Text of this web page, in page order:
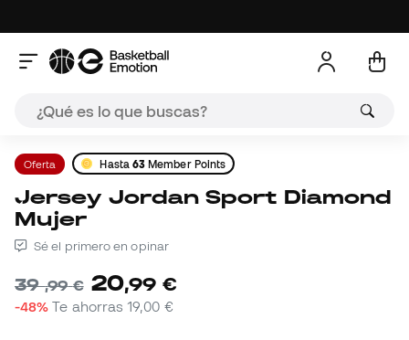
Oferta Hasta 63 Member Points
Jersey Jordan Sport Diamond
Mujer
Sé el primero en opinar
39,99 € 20,99 €
-48% Te ahorras19,00 €